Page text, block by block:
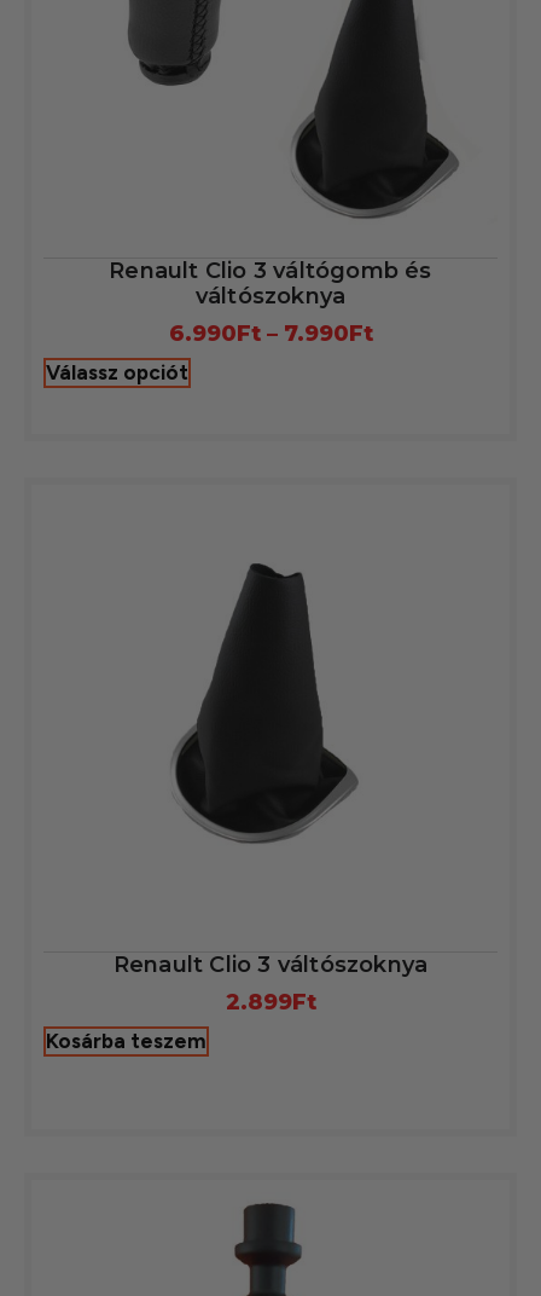
Renault Clio 3 váltógomb és
váltószoknya
6.990Ft – 7.990Ft
Válassz opciót
Renault Clio 3 váltószoknya
2.899Ft
Kosárba teszem